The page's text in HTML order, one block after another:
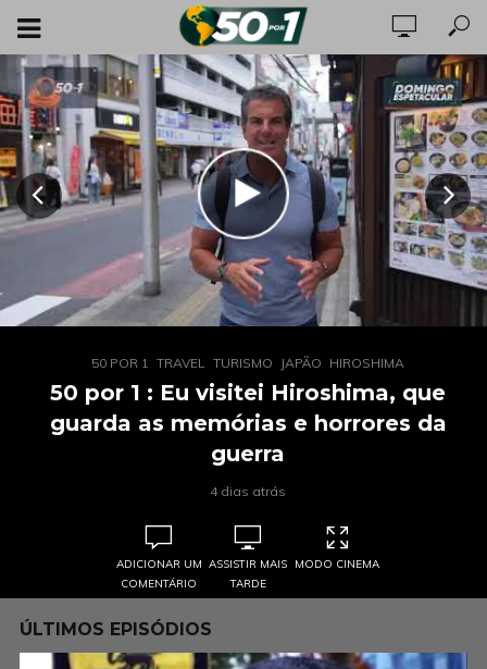
50 POR 1 ,TRAVEL ,TURISMO JAPÃO HIROSHIMA
50 por 1 : Eu visitei Hiroshima, que
guarda as memórias e horrores da
guerra
4 dias atrás
ADICIONAR UM
COMENTÁRIO
ASSISTIR MAIS
TARDE
MODO CINEMA
50 POR 1,TRAVEL,TURISMO,FILIPINAS
50 por 1: Filipinas apostam em cultura,
biodiversidade e wellness para atrair
turistas
2 semanas atrás
ADICIONAR UM
COMENTÁRIO
ASSISTIR MAIS
TARDE
MODO CINEMA
ÚLTIMOS EPISÓDIOS